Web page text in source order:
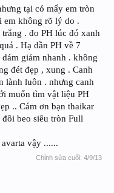
tại có mấy em tròn
em không rõ lý do .
. đo PH lúc đó xanh
. Hạ dần PH về 7
giảm nhanh . không
đét đẹp , xung . Canh
lành luôn . nhưng canh
muốn tìm vật liệu PH
.. Cám ơn bạn thaikar
beo siêu tròn Full
vậy ......
Chỉnh sửa cuối: 4/9/13